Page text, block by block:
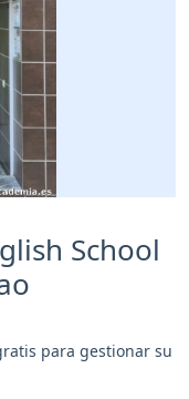
School
para gestionar su